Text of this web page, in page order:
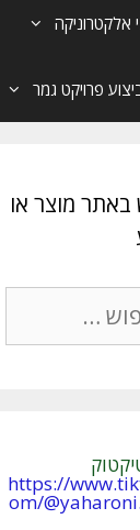
אלקטרוניקה
פרויקט גמר
מוצר או
https://
om/